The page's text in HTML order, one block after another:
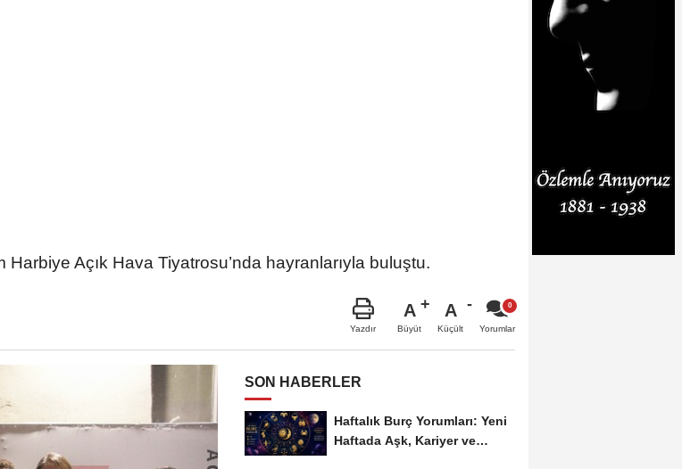
Harbiye Açık Hava Tiyatrosu’nda hayranlarıyla buluştu.
Yazdır
A
Büyüt
A
Küçült Yorumlar
SON HABERLER
Haftalık Burç Yorumları: Yeni
Haftada Aşk, Kariyer ve